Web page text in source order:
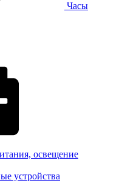
Часы
освещение
устройства